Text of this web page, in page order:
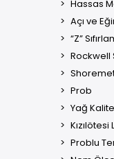
Hassas
Açı ve
“Z”
Rockwell
Prob
Yağ
Problu